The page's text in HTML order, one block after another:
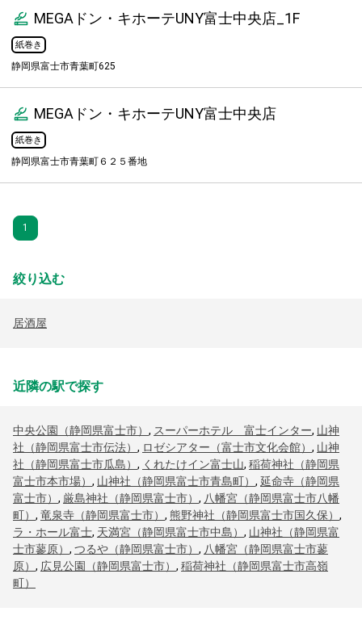
MEGAドン・キホーテUNY富士中央店_1F
紙巻き
静岡県富士市青葉町625
MEGAドン・キホーテUNY富士中央店
紙巻き
静岡県富士市青葉町６２５番地
1
絞り込む
居酒屋
近隣の駅で探す
中央公園（静岡県富士市） , スーパーホテル 富士インター, 山神
社（静岡県富士市伝法） , ロゼシアター（富士市文化会館） , 山神
社（静岡県富士市瓜島） , くれたけイン富士山, 稲荷神社（静岡県
富士市本市場） , 山神社（静岡県富士市青島町） , 延命寺（静岡県
富士市） , 厳島神社（静岡県富士市） , 八幡宮（静岡県富士市八幡
町） , 竜泉寺（静岡県富士市） , 熊野神社（静岡県富士市国久保） ,
ラ・ホール富士, 天満宮（静岡県富士市中島） , 山神社（静岡県富
士市蓼原） , つるや（静岡県富士市） , 八幡宮（静岡県富士市蓼
原） , 広見公園（静岡県富士市） , 稲荷神社（静岡県富士市高嶺
町）